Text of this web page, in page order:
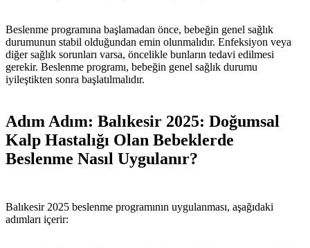
Beslenme programına başlamadan önce, bebeğin genel sağlık
durumunun stabil olduğundan emin olunmalıdır. Enfeksiyon veya
diğer sağlık sorunları varsa, öncelikle bunların tedavi edilmesi
gerekir. Beslenme programı, bebeğin genel sağlık durumu
iyileştikten sonra başlatılmalıdır.
Adım Adım: Balıkesir 2025: Doğumsal
Kalp Hastalığı Olan Bebeklerde
Beslenme Nasıl Uygulanır?
Balıkesir 2025 beslenme programının uygulanması, aşağıdaki
adımları içerir: